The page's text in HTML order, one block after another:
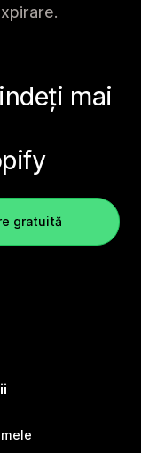
mai
gratuită